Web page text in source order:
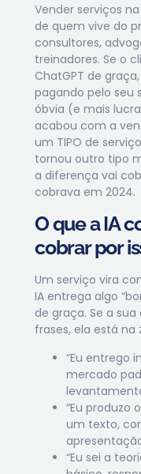
Vender serviços
de quem vive do
consultores,
treinadores. Se o
ChatGPT de
pagando pelo seu
óbvia (e mais
acabou com a
um TIPO de
tornou outro tipo
a diferença vai
cobrava em 2024.
O que a IA
cobrar por
Um serviço vira
IA entrega algo
de graça. Se a
frases, ela está na
“Eu entrego
mercado
“Eu produzo
um texto,
“Eu sei a